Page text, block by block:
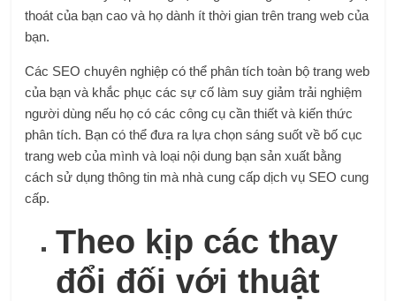
thoát của bạn cao và họ dành ít thời gian trên trang web của
bạn.
Các SEO chuyên nghiệp có thể phân tích toàn bộ trang web
của bạn và khắc phục các sự cố làm suy giảm trải nghiệm
người dùng nếu họ có các công cụ cần thiết và kiến ​​thức
phân tích. Bạn có thể đưa ra lựa chọn sáng suốt về bố cục
trang web của mình và loại nội dung bạn sản xuất bằng
cách sử dụng thông tin mà nhà cung cấp dịch vụ SEO cung
cấp.
Theo kịp các thay
đổi đối với thuật